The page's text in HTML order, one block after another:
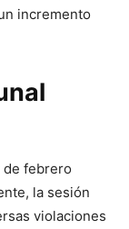
incremento
de febrero
la sesión
violaciones